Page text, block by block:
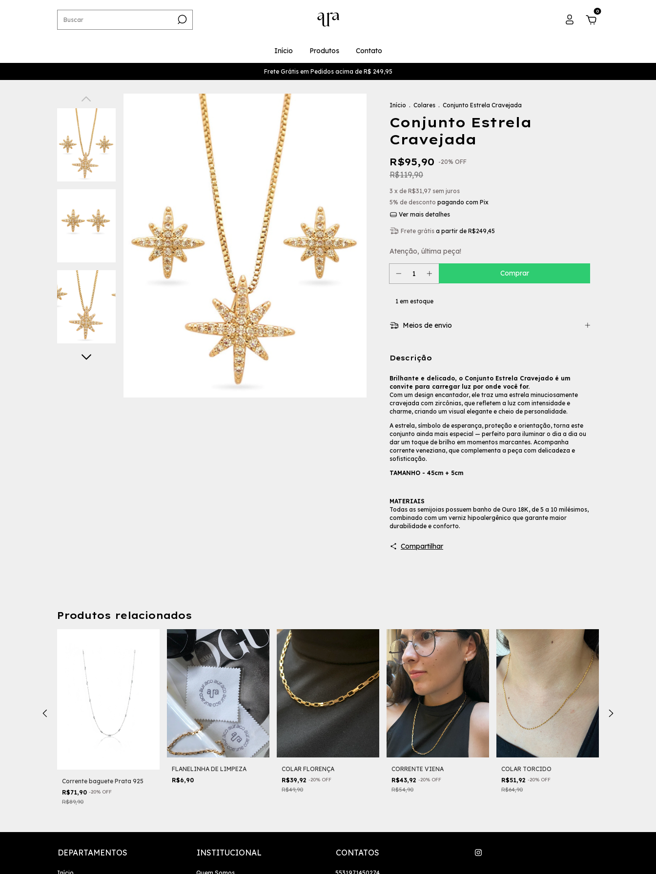
0
Início Produtos Contato
Frete Grátis em Pedidos acima de R$ 249,95
Início . Colares . Conjunto Estrela Cravejada
Conjunto Estrela
Cravejada
R$95,90 -20% OFF
R$119,90
3 x de R$31,97 sem juros
5% de desconto pagando com Pix
Ver mais detalhes
Frete grátis a partir de R$249,45
Atenção, última peça!
1em estoque
Meios de envio
Descrição
Brilhante e delicado, o Conjunto Estrela Cravejado é um
convite para carregar luz por onde você for.
Com um design encantador, ele traz uma estrela minuciosamente
cravejada com zircônias, que refletem a luz com intensidade e
charme, criando um visual elegante e cheio de personalidade.
A estrela, símbolo de esperança, proteção e orientação, torna este
conjunto ainda mais especial — perfeito para iluminar o dia a dia ou
dar um toque de brilho em momentos marcantes. Acompanha
corrente veneziana, que complementa a peça com delicadeza e
sofisticação.
TAMANHO - 45cm + 5cm
MATERIAIS
Todas as semijoias possuem banho de Ouro 18K, de 5 a 10 milésimos,
combinado com um verniz hipoalergênico que garante maior
durabilidade e conforto.
Compartilhar
Produtos relacionados
Corrente baguete Prata 925
R$71,90 -20% OFF
R$89,90
FLANELINHA DE LIMPEZA
R$6,90
COLAR FLORENÇA
R$39,92 -20% OFF
R$49,90
CORRENTE VIENA
R$43,92 -20% OFF
R$54,90
COLAR TORCIDO
R$51,92 -20% OFF
R$64,90
DEPARTAMENTOS INSTITUCIONAL CONTATOS